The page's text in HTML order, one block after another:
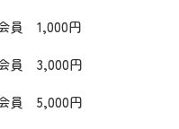
員 1,000円
円
円